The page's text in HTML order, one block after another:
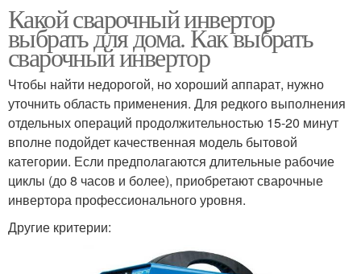
Какой сварочный инвертор
выбрать для дома. Как выбрать
сварочный инвертор
Чтобы найти недорогой, но хороший аппарат, нужно
уточнить область применения. Для редкого выполнения
отдельных операций продолжительностью 15-20 минут
вполне подойдет качественная модель бытовой
категории. Если предполагаются длительные рабочие
циклы (до 8 часов и более), приобретают сварочные
инвертора профессионального уровня.
Другие критерии: